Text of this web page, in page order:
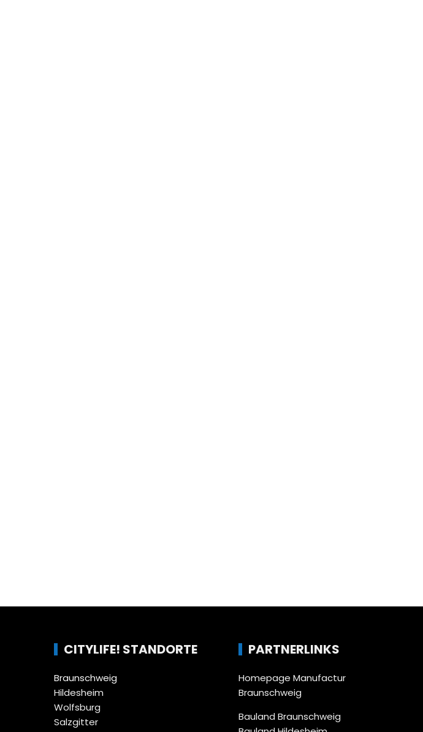
CITYLIFE! STANDORTE
Braunschweig
Hildesheim
Wolfsburg
Salzgitter
PARTNERLINKS
Homepage Manufactur
Braunschweig
Bauland Braunschweig